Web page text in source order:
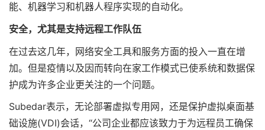
能、机器学习和机器人程序实现的自动化。
安全，尤其是支持远程工作队伍
在过去这几年，网络安全工具和服务方面的投入一直在增
加。但是疫情以及因而转向在家工作模式已使系统和数据保
护成为许多企业更关注的一个问题。
Subedar表示，无论部署虚拟专用网，还是保护虚拟桌面基
础设施(VDI)会话，“公司企业都应该致力于为远程员工确保